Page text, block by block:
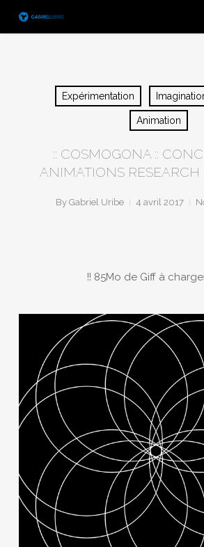
main
Expérimentation
Animation
:: COSMOGONA ::
ANIMATIONS RESEARCH
By Gabriel Uribe 4 avril 2017
!! 85Mo de Giff à